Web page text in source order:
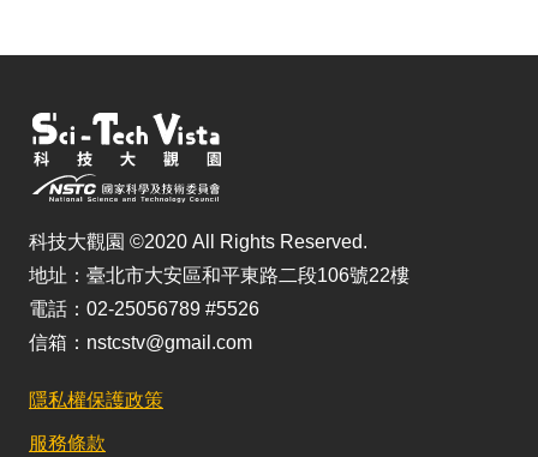
科技大觀園 ©2020 All Rights Reserved.
地址：臺北市大安區和平東路二段106號22樓
電話：02-25056789 #5526
信箱：nstcstv@gmail.com
隱私權保護政策
服務條款